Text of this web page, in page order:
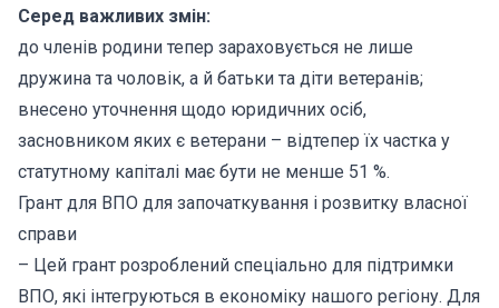
Серед важливих змін:
до членів родини тепер зараховується не лише
дружина та чоловік, а й батьки та діти ветеранів;
внесено уточнення щодо юридичних осіб,
засновником яких є ветерани – відтепер їх частка у
статутному капіталі має бути не менше 51 %.
Грант для ВПО для започаткування і розвитку власної
справи
– Цей грант розроблений спеціально для підтримки
ВПО, які інтегруються в економіку нашого регіону. Для